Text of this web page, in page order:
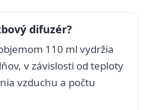
difuzér?
110 ml vydržia
v závislosti od teploty
vzduchu a počtu